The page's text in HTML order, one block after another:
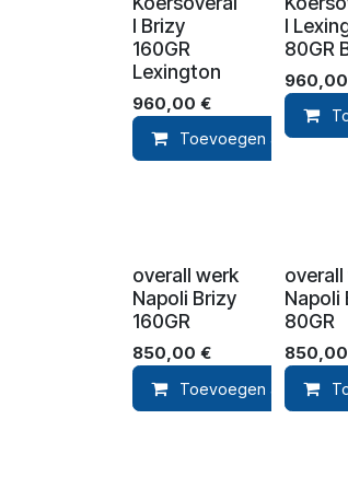
l Brizy
160GR
Lexington
960,00 €
Toevoegen aan
l
80GR
960,00
overall werk
Napoli Brizy
160GR
850,00 €
Toevoegen aan
Napoli
80GR
850,00